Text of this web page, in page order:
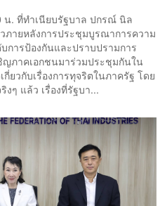
น. ที่ทำเนียบรัฐบาล ปกรณ์ นิล
ภายหลังการประชุมบูรณาการความ
การป้องกันและปราบปรามการ
ภาคเอกชนมาร่วมประชุมกันใน
ยวกับเรื่องการทุจริตในภาครัฐ โดย
ๆ แล้ว เรื่องที่รัฐบา...